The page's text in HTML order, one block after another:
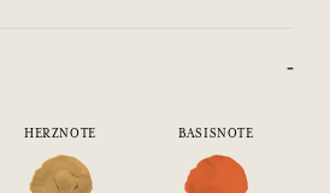
HERZNOTE BASISNOTE